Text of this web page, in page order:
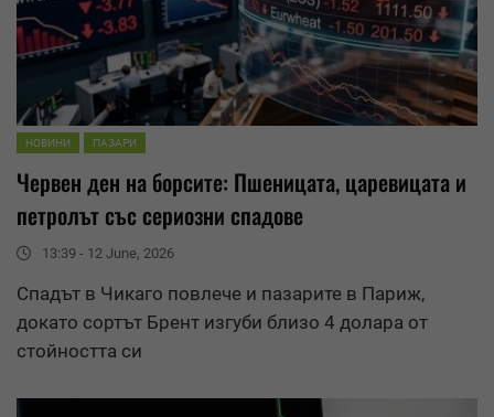
НОВИНИ ПАЗАРИ
Червен ден на борсите: Пшеницата, царевицата и
петролът със сериозни спадове
13:39 - 12 June, 2026
Спадът в Чикаго повлече и пазарите в Париж,
докато сортът Брент изгуби близо 4 долара от
стойността си